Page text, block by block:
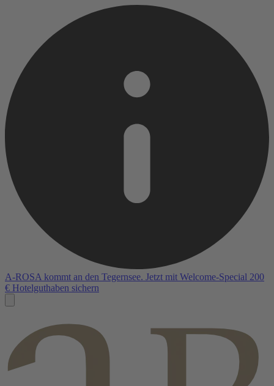
A-ROSA kommt an den Tegernsee. Jetzt mit Welcome-Special 200
€ Hotelguthaben sichern